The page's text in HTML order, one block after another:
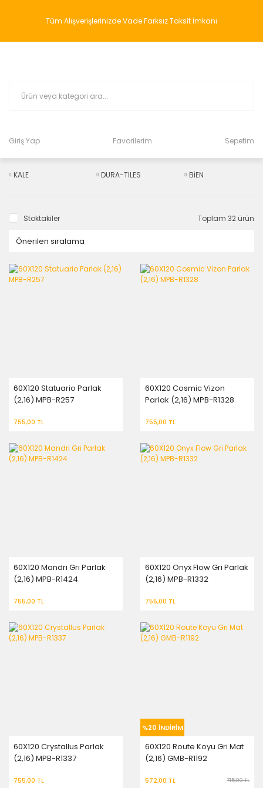
Tüm Alışverişlerinizde Vade Farksız Taksit İmkanı
Giriş Yap Favorilerim Sepetim
KALE DURA-TILES BİEN
Stoktakiler Toplam 32 ürün
60X120 Statuario Parlak
(2,16) MPB-R257
755,00 TL
60X120 Cosmic Vizon
Parlak (2,16) MPB-R1328
755,00 TL
60X120 Mandri Gri Parlak
(2,16) MPB-R1424
755,00 TL
60X120 Onyx Flow Gri Parlak
(2,16) MPB-R1332
755,00 TL
60X120 Crystallus Parlak
(2,16) MPB-R1337
755,00 TL
%20 İNDİRİM
60X120 Route Koyu Gri Mat
(2,16) GMB-R1192
572,00 TL 715,00 TL